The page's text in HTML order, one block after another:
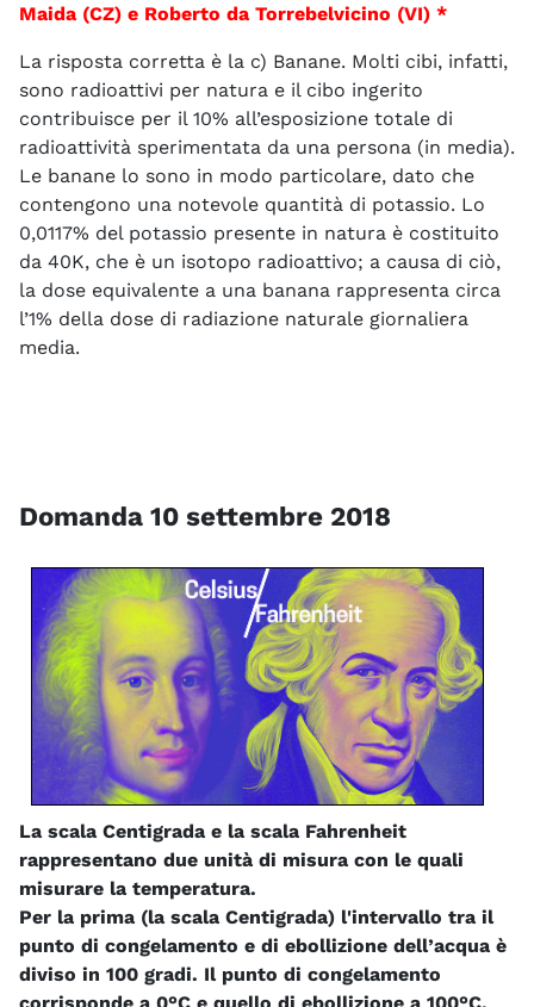
Maida (CZ) e Roberto da Torrebelvicino (VI) *
La risposta corretta è la c) Banane. Molti cibi, infatti,
sono radioattivi per natura e il cibo ingerito
contribuisce per il 10% all’esposizione totale di
radioattività sperimentata da una persona (in media).
Le banane lo sono in modo particolare, dato che
contengono una notevole quantità di potassio. Lo
0,0117% del potassio presente in natura è costituito
da 40K, che è un isotopo radioattivo; a causa di ciò,
la dose equivalente a una banana rappresenta circa
l’1% della dose di radiazione naturale giornaliera
media.
Domanda 10 settembre 2018
La scala Centigrada e la scala Fahrenheit
rappresentano due unità di misura con le quali
misurare la temperatura.
Per la prima (la scala Centigrada) l'intervallo tra il
punto di congelamento e di ebollizione dell’acqua è
diviso in 100 gradi. Il punto di congelamento